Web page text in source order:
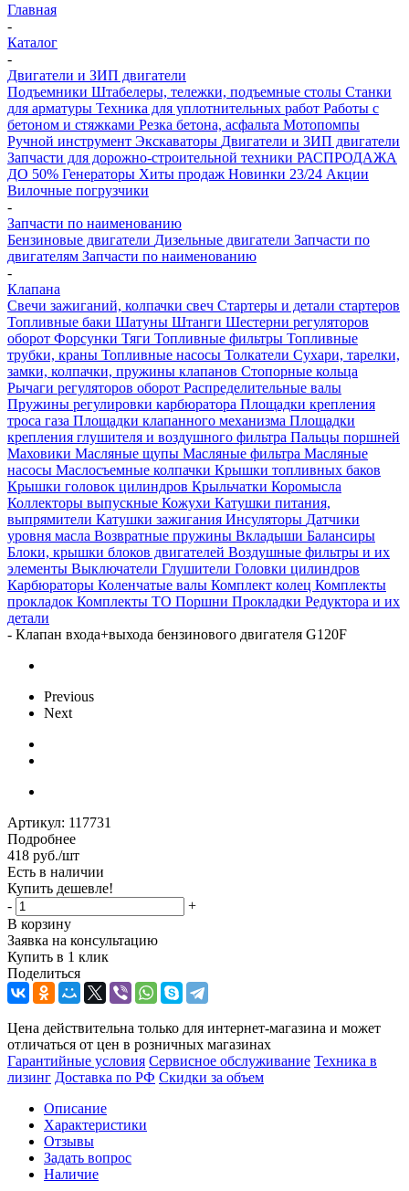
Главная
-
Каталог
-
Двигатели и ЗИП двигатели
Подъемники Штабелеры, тележки, подъемные столы Станки
для арматуры Техника для уплотнительных работ Работы с
бетоном и стяжками Резка бетона, асфальта Мотопомпы
Ручной инструмент Экскаваторы Двигатели и ЗИП двигатели
Запчасти для дорожно-строительной техники РАСПРОДАЖА
ДО 50% Генераторы Хиты продаж Новинки 23/24 Акции
Вилочные погрузчики
-
Запчасти по наименованию
Бензиновые двигатели Дизельные двигатели Запчасти по
двигателям Запчасти по наименованию
-
Клапана
Свечи зажиганий, колпачки свеч Стартеры и детали стартеров
Топливные баки Шатуны Штанги Шестерни регуляторов
оборот Форсунки Тяги Топливные фильтры Топливные
трубки, краны Топливные насосы Толкатели Сухари, тарелки,
замки, колпачки, пружины клапанов Стопорные кольца
Рычаги регуляторов оборот Распределительные валы
Пружины регулировки карбюратора Площадки крепления
троса газа Площадки клапанного механизма Площадки
крепления глушителя и воздушного фильтра Пальцы поршней
Маховики Масляные щупы Масляные фильтра Масляные
насосы Маслосъемные колпачки Крышки топливных баков
Крышки головок цилиндров Крыльчатки Коромысла
Коллекторы выпускные Кожухи Катушки питания,
выпрямители Катушки зажигания Инсуляторы Датчики
уровня масла Возвратные пружины Вкладыши Балансиры
Блоки, крышки блоков двигателей Воздушные фильтры и их
элементы Выключатели Глушители Головки цилиндров
Карбюраторы Коленчатые валы Комплект колец Комплекты
прокладок Комплекты ТО Поршни Прокладки Редуктора и их
детали
- Клапан входа+выхода бензинового двигателя G120F
Previous
Next
Артикул: 117731
Подробнее
418 руб./шт
Есть в наличии
Купить дешевле!
-
+
В корзину
Заявка на консультацию
Купить в 1 клик
Поделиться
Цена действительна только для интернет-магазина и может
отличаться от цен в розничных магазинах
Гарантийные условия Сервисное обслуживание Техника в
лизинг Доставка по РФ Скидки за объем
Описание
Характеристики
Отзывы
Задать вопрос
Наличие